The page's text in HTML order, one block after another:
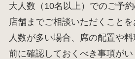
大人数（10名以上）でのご予
店舗までご相談いただくことを
人数が多い場合、席の配置や
前に確認しておくべき事項がい